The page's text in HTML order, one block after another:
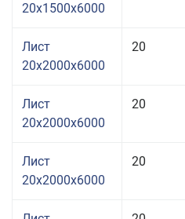
20x1500x6000
Лист
20x2000x6000
20
Лист
20x2000x6000
20
Лист
20x2000x6000
20